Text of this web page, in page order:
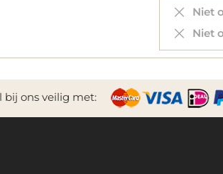
Niet
Niet
bij ons veilig met: